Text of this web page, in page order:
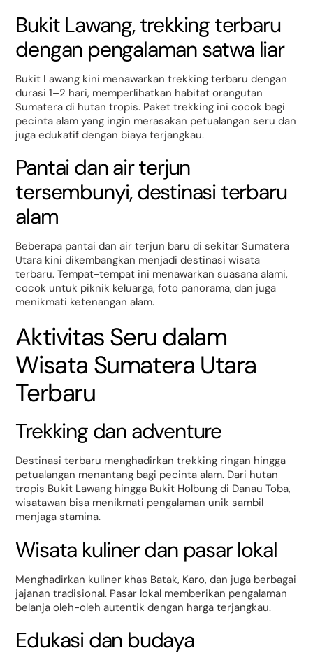
Bukit Lawang, trekking terbaru
dengan pengalaman satwa liar
Bukit Lawang kini menawarkan trekking terbaru dengan
durasi 1–2 hari, memperlihatkan habitat orangutan
Sumatera di hutan tropis. Paket trekking ini cocok bagi
pecinta alam yang ingin merasakan petualangan seru dan
juga edukatif dengan biaya terjangkau.
Pantai dan air terjun
tersembunyi, destinasi terbaru
alam
Beberapa pantai dan air terjun baru di sekitar Sumatera
Utara kini dikembangkan menjadi destinasi wisata
terbaru. Tempat-tempat ini menawarkan suasana alami,
cocok untuk piknik keluarga, foto panorama, dan juga
menikmati ketenangan alam.
Aktivitas Seru dalam
Wisata Sumatera Utara
Terbaru
Trekking dan adventure
Destinasi terbaru menghadirkan trekking ringan hingga
petualangan menantang bagi pecinta alam. Dari hutan
tropis Bukit Lawang hingga Bukit Holbung di Danau Toba,
wisatawan bisa menikmati pengalaman unik sambil
menjaga stamina.
Wisata kuliner dan pasar lokal
Menghadirkan kuliner khas Batak, Karo, dan juga berbagai
jajanan tradisional. Pasar lokal memberikan pengalaman
belanja oleh-oleh autentik dengan harga terjangkau.
Edukasi dan budaya